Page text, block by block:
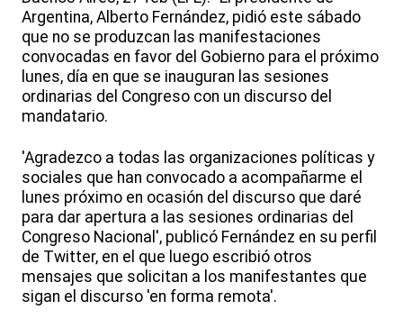
Argentina, Alberto Fernández, pidió este sábado
que no se produzcan las manifestaciones
convocadas en favor del Gobierno para el próximo
lunes, día en que se inauguran las sesiones
ordinarias del Congreso con un discurso del
mandatario.
'Agradezco a todas las organizaciones políticas y
sociales que han convocado a acompañarme el
lunes próximo en ocasión del discurso que daré
para dar apertura a las sesiones ordinarias del
Congreso Nacional', publicó Fernández en su perfil
de Twitter, en el que luego escribió otros
mensajes que solicitan a los manifestantes que
sigan el discurso 'en forma remota'.